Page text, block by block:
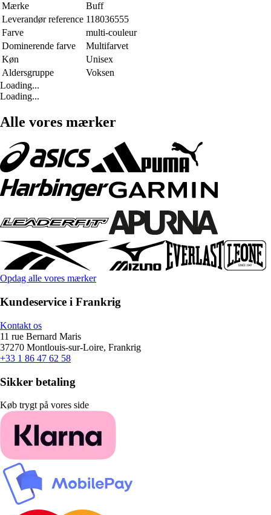
Mærke
Buff
Leverandør reference 118036555
Farve
multi-couleur
Dominerende farve
Multifarvet
Køn
Unisex
Aldersgruppe
Voksen
Loading...
Loading...
Alle vores mærker
Opdag alle vores mærker
Kundeservice i Frankrig
Kontakt os
11 rue Bernard Maris
37270 Montlouis-sur-Loire, Frankrig
+33 1 86 47 62 58
Sikker betaling
Køb trygt på vores side